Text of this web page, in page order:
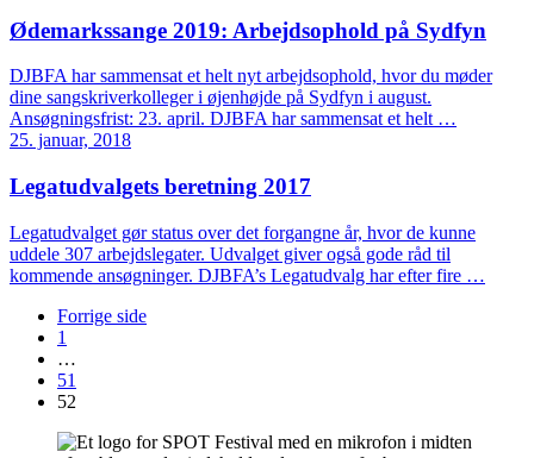
Ødemarkssange 2019: Arbejdsophold på Sydfyn
DJBFA har sammensat et helt nyt arbejdsophold, hvor du møder
dine sangskriverkolleger i øjenhøjde på Sydfyn i august.
Ansøgningsfrist: 23. april. DJBFA har sammensat et helt …
25. januar, 2018
Legatudvalgets beretning 2017
Legatudvalget gør status over det forgangne år, hvor de kunne
uddele 307 arbejdslegater. Udvalget giver også gode råd til
kommende ansøgninger. DJBFA’s Legatudvalg har efter fire …
Forrige side
1
…
51
52